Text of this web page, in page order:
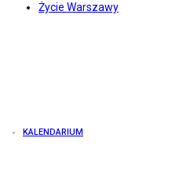
Życie Warszawy
KALENDARIUM